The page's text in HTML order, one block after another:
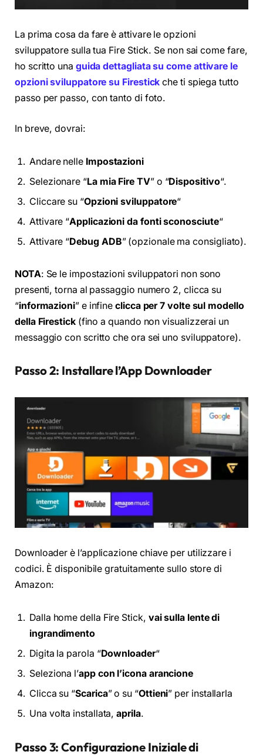
La prima cosa da fare è attivare le opzioni
sviluppatore sulla tua Fire Stick. Se non sai come fare,
ho scritto una guida dettagliata su come attivare le
opzioni sviluppatore su Firestick che ti spiega tutto
passo per passo, con tanto di foto.
In breve, dovrai:
Andare nelle Impostazioni
Selezionare “La mia Fire TV” o “Dispositivo“.
Cliccare su “Opzioni sviluppatore“
Attivare “Applicazioni da fonti sconosciute“
Attivare “Debug ADB” (opzionale ma consigliato).
NOTA: Se le impostazioni sviluppatori non sono
presenti, torna al passaggio numero 2, clicca su
“informazioni” e infineclicca per 7 volte sul modello
della Firestick(fino a quando non visualizzerai un
messaggio con scritto che ora sei uno sviluppatore).
Passo 2: Installare l’App Downloader
Downloader è l’applicazione chiave per utilizzare i
codici. È disponibile gratuitamente sullo store di
Amazon:
Dalla home della Fire Stick, vai sulla lente di
ingrandimento
Digita la parola “Downloader“
Seleziona l’app con l’icona arancione
Clicca su “Scarica” o su “Ottieni” per installarla
Una volta installata,aprila.
Passo 3: Configurazione Iniziale di